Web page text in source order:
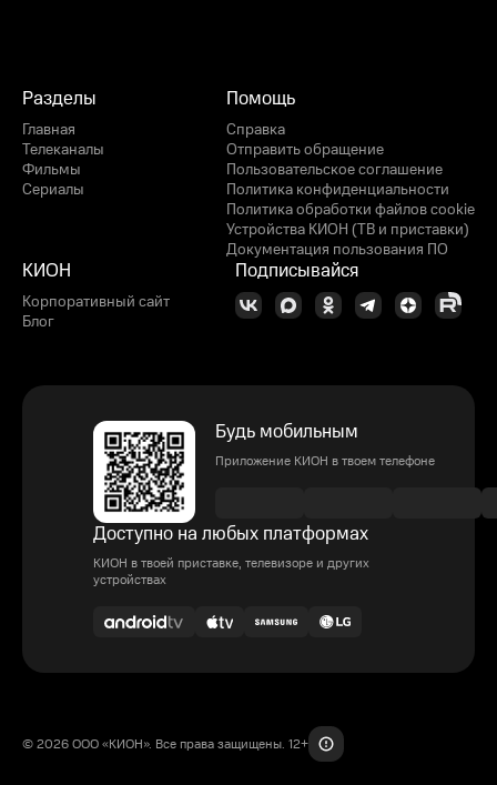
Разделы
Главная
Телеканалы
Фильмы
Сериалы
Помощь
Справка
Отправить обращение
Пользовательское соглашение
Политика конфиденциальности
Политика обработки файлов cookie
Устройства КИОН (ТВ и приставки)
Документация пользования ПО
КИОН
Корпоративный сайт
Блог
Подписывайся
Будь мобильным
Приложение КИОН в твоем телефоне
Доступно на любых платформах
КИОН в твоей приставке, телевизоре и других
устройствах
© 2026 ООО «КИОН». Все права защищены. 12+